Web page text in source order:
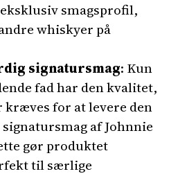
smagsprofil,
whiskyer på
signatursmag: Kun
fad har den kvalitet,
kræves for at levere den
af Johnnie
gør produktet
til særlige